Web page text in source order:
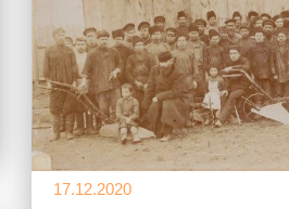
17.12.2020